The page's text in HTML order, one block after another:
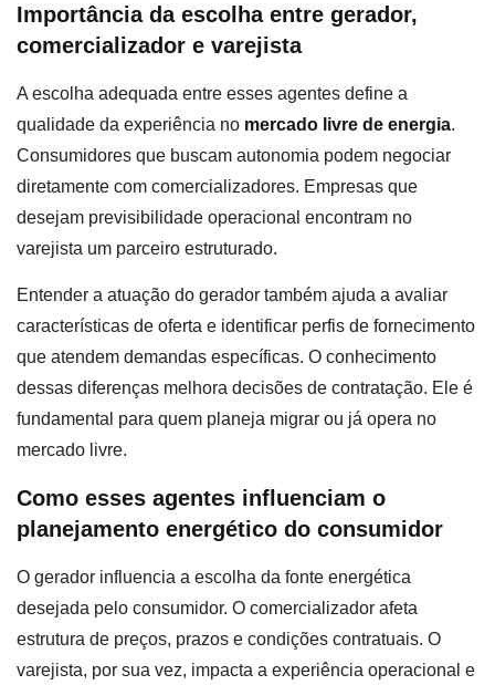
Importância da escolha entre gerador,
comercializador e varejista
A escolha adequada entre esses agentes define a
qualidade da experiência no mercado livre de energia.
Consumidores que buscam autonomia podem negociar
diretamente com comercializadores. Empresas que
desejam previsibilidade operacional encontram no
varejista um parceiro estruturado.
Entender a atuação do gerador também ajuda a avaliar
características de oferta e identificar perfis de fornecimento
que atendem demandas específicas. O conhecimento
dessas diferenças melhora decisões de contratação. Ele é
fundamental para quem planeja migrar ou já opera no
mercado livre.
Como esses agentes influenciam o
planejamento energético do consumidor
O gerador influencia a escolha da fonte energética
desejada pelo consumidor. O comercializador afeta
estrutura de preços, prazos e condições contratuais. O
varejista, por sua vez, impacta a experiência operacional e